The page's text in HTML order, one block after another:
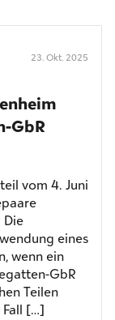
23. Okt. 2025
GbR
vom 4. Juni
eines
wenn ein
GbR
Teilen
[…]